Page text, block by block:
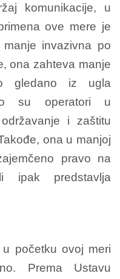
komunikacije, u
ove mere je
invazivna po
ona zahteva manje
gledano iz ugla
su operatori u
i zaštitu
ona u manjoj
pravo na
ipak predstavlja
početku ovoj meri
Prema Ustavu